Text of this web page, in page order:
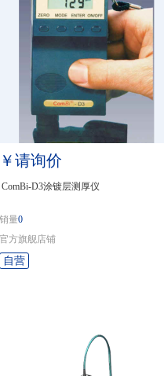
￥请询价
ComBi-D3涂镀层测厚仪
销量0
官方旗舰店铺
自营